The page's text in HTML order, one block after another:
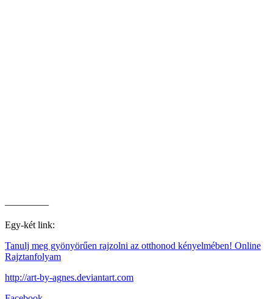
————–
Egy-két link:
Tanulj meg gyönyörűen rajzolni az otthonod kényelmében! Online
Rajztanfolyam
http://art-by-agnes.deviantart.com